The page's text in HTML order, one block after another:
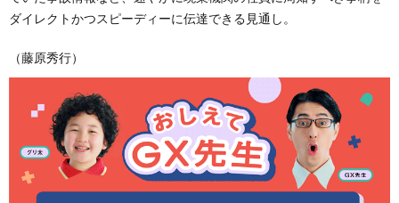
ダイレクトかつスピーディーに伝達できる見通し。
（藤原秀行）